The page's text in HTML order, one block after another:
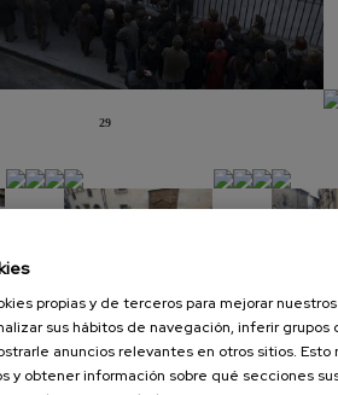
29
Presentación
propias y de terceros para mejorar
sus hábitos de navegación, inferir
anuncios relevantes en otros sitios.
y obtener información sobre qué secciones